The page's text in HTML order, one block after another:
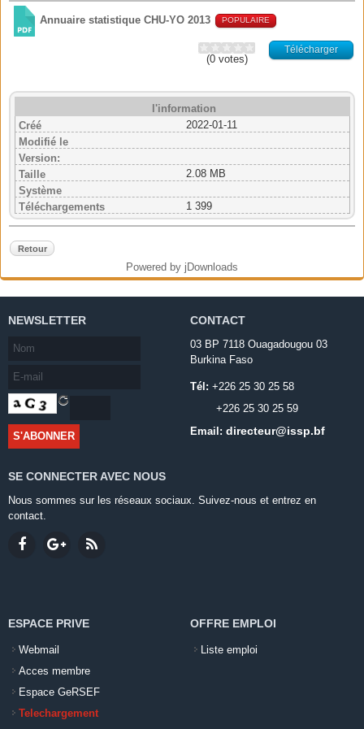
Annuaire statistique CHU-YO 2013 POPULAIRE
Télécharger
(0 votes)
l'information
Créé
2022-01-11
Modifié le
Version:
Taille
2.08 MB
Système
Téléchargements
1 399
Retour
Powered by jDownloads
NEWSLETTER CONTACT
03 BP 7118 Ouagadougou 03
Burkina Faso
Tél: +226 25 30 25 58
+226 25 30 25 59
Email: directeur@issp.bf
SE CONNECTER AVEC NOUS
Nous sommes sur les réseaux sociaux. Suivez-nous et entrez en
contact.
ESPACE PRIVE
Webmail
Acces membre
Espace GeRSEF
Telechargement
OFFRE EMPLOI
Liste emploi